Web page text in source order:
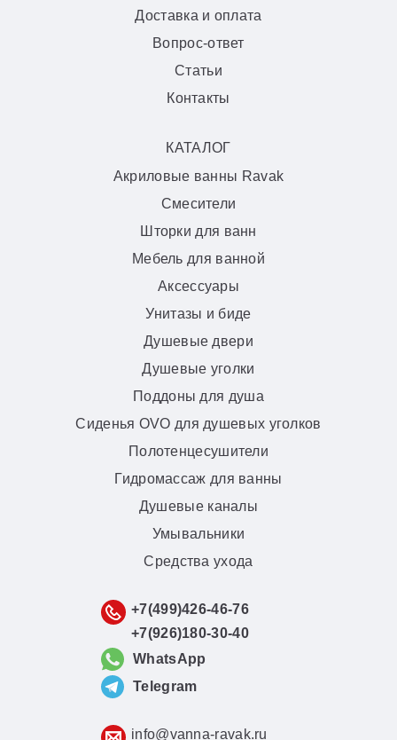
Доставка и оплата
Вопрос-ответ
Статьи
Контакты
КАТАЛОГ
Акриловые ванны Ravak
Смесители
Шторки для ванн
Мебель для ванной
Аксессуары
Унитазы и биде
Душевые двери
Душевые уголки
Поддоны для душа
Сиденья OVO для душевых уголков
Полотенцесушители
Гидромассаж для ванны
Душевые каналы
Умывальники
Средства ухода
+7(499)426-46-76
+7(926)180-30-40
WhatsApp
Telegram
info@vanna-ravak.ru